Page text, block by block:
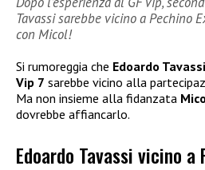
Tavassi sarebbe vicino a Pechino
con Micol!
Si rumoreggia che Edoardo Tavassi
Vip 7 sarebbe vicino alla
Ma non insieme alla fidanzata
dovrebbe affiancarlo.
Edoardo Tavassi vicino a